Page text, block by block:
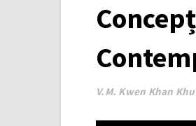
V.M. Kwen Khan Khu